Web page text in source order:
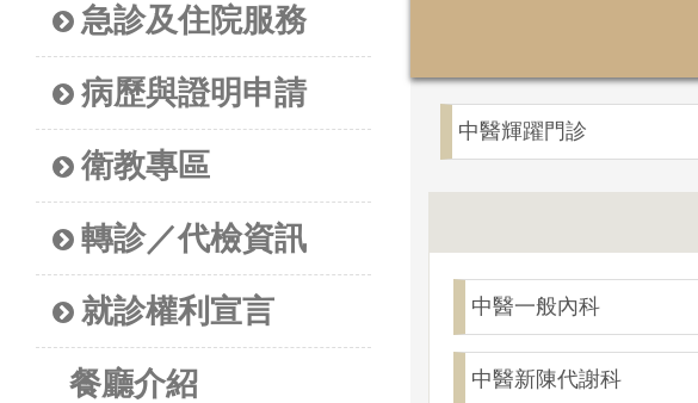
急診及住院服務
病歷與證明申請
衛教專區
轉診／代檢資訊
就診權利宣言
餐廳介紹
中醫輝躍門診
中醫一般內科
中醫新陳代謝科